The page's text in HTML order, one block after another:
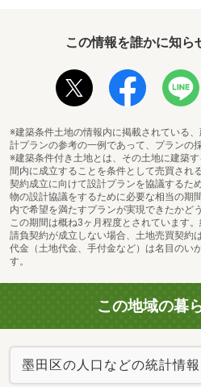
セブン-イレブン 墨田押上１丁目店
この情報を誰かに知ら
※建築条件土地の情報内に掲載されている
計プランの参考の一例であって、プランの
※建築条件付き土地とは、その土地に建築
間内に成立することを条件として売買され
契約成立に向けて設計プランを協議するた
物の設計協議をするために必要な相当の期
内で希望を満たすプランが実現できたかど
この期間は概ね3ヶ月程度とされています
請負契約が成立しない場合、土地売買契約
代金（土地代金、手付金など）は名目のい
す。
この地域の暮
墨田区の人口などの統計情報